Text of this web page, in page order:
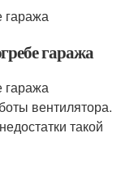
гаража
гаража
гаража
вентилятора.
такой